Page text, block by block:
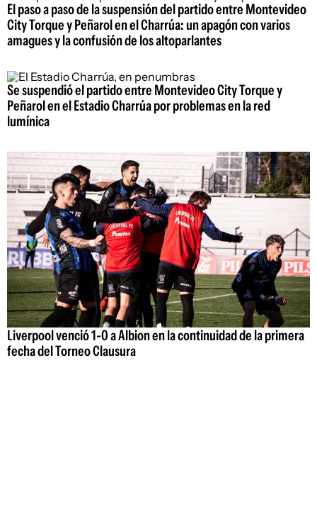
El paso a paso de la suspensión del partido entre Montevideo
City Torque y Peñarol en el Charrúa: un apagón con varios
amagues y la confusión de los altoparlantes
Se suspendió el partido entre Montevideo City Torque y
Peñarol en el Estadio Charrúa por problemas en la red
lumínica
Liverpool venció 1-0 a Albion en la continuidad de la primera
fecha del Torneo Clausura